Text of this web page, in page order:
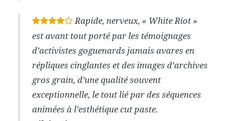
* * * *
Rapide, nerveux, « White Riot »
est avant tout porté par les témoignages
d’activistes goguenards jamais avares en
répliques cinglantes et des images d’archives
gros grain, d’une qualité souvent
exceptionnelle, le tout lié par des séquences
animées à l’esthétique cut paste.